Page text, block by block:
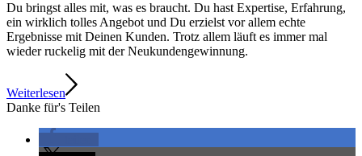
Du bringst alles mit, was es braucht. Du hast Expertise, Erfahrung,
ein wirklich tolles Angebot und Du erzielst vor allem echte
Ergebnisse mit Deinen Kunden. Trotz allem läuft es immer mal
wieder ruckelig mit der Neukundengewinnung.
Weiterlesen
Danke für's Teilen